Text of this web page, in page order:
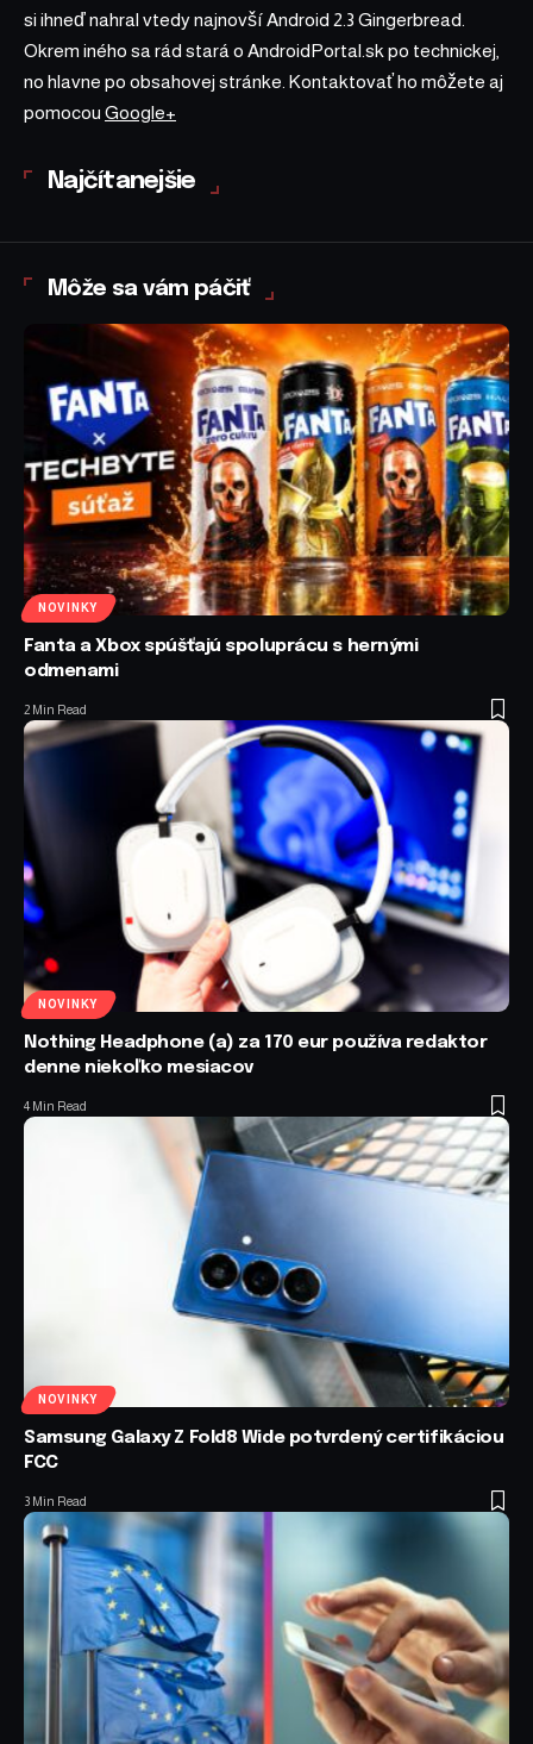
si ihneď nahral vtedy najnovší Android 2.3 Gingerbread.
Okrem iného sa rád stará o AndroidPortal.sk po technickej,
no hlavne po obsahovej stránke. Kontaktovať ho môžete aj
pomocou Google+
Najčítanejšie
Môže sa vám páčiť
NOVINKY
Fanta a Xbox spúšťajú spoluprácu s hernými
odmenami
2 Min Read
NOVINKY
Nothing Headphone (a) za 170 eur používa redaktor
denne niekoľko mesiacov
4 Min Read
NOVINKY
Samsung Galaxy Z Fold8 Wide potvrdený certifikáciou
FCC
3 Min Read